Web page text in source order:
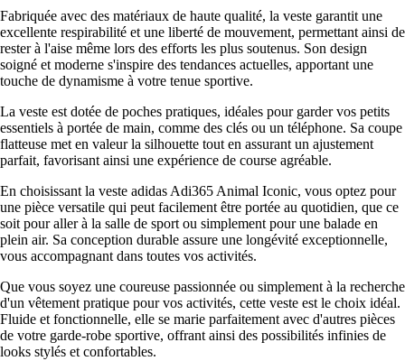
Fabriquée avec des matériaux de haute qualité, la veste garantit une
excellente respirabilité et une liberté de mouvement, permettant ainsi de
rester à l'aise même lors des efforts les plus soutenus. Son design
soigné et moderne s'inspire des tendances actuelles, apportant une
touche de dynamisme à votre tenue sportive.
La veste est dotée de poches pratiques, idéales pour garder vos petits
essentiels à portée de main, comme des clés ou un téléphone. Sa coupe
flatteuse met en valeur la silhouette tout en assurant un ajustement
parfait, favorisant ainsi une expérience de course agréable.
En choisissant la veste adidas Adi365 Animal Iconic, vous optez pour
une pièce versatile qui peut facilement être portée au quotidien, que ce
soit pour aller à la salle de sport ou simplement pour une balade en
plein air. Sa conception durable assure une longévité exceptionnelle,
vous accompagnant dans toutes vos activités.
Que vous soyez une coureuse passionnée ou simplement à la recherche
d'un vêtement pratique pour vos activités, cette veste est le choix idéal.
Fluide et fonctionnelle, elle se marie parfaitement avec d'autres pièces
de votre garde-robe sportive, offrant ainsi des possibilités infinies de
looks stylés et confortables.